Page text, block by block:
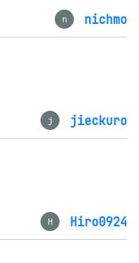
n nichmo
j jieckuro
H Hiro0924